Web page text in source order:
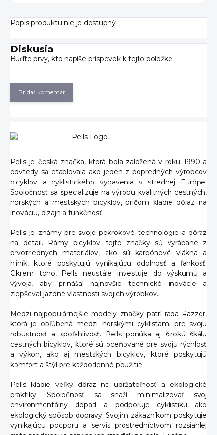
Popis produktu nie je dostupný
Diskusia
Buďte prvý, kto napíše príspevok k tejto položke.
Pridať komentár
Pells je česká značka, ktorá bola založená v roku 1990 a
odvtedy sa etablovala ako jeden z popredných výrobcov
bicyklov a cyklistického vybavenia v strednej Európe.
Spoločnosť sa špecializuje na výrobu kvalitných cestných,
horských a mestských bicyklov, pričom kladie dôraz na
inováciu, dizajn a funkčnosť.
Pells je známy pre svoje pokrokové technológie a dôraz
na detail. Rámy bicyklov tejto značky sú vyrábané z
prvotriednych materiálov, ako sú karbónové vlákna a
hliník, ktoré poskytujú vynikajúcu odolnosť a ľahkosť.
Okrem toho, Pells neustále investuje do výskumu a
vývoja, aby prinášal najnovšie technické inovácie a
zlepšoval jazdné vlastnosti svojich výrobkov.
Medzi najpopulárnejšie modely značky patrí rada Razzer,
ktorá je obľúbená medzi horskými cyklistami pre svoju
robustnosť a spoľahlivosť. Pells ponúka aj širokú škálu
cestných bicyklov, ktoré sú oceňované pre svoju rýchlosť
a výkon, ako aj mestských bicyklov, ktoré poskytujú
komfort a štýl pre každodenné použitie.
Pells kladie veľký dôraz na udržateľnosť a ekologické
praktiky. Spoločnosť sa snaží minimalizovať svoj
environmentálny dopad a podporuje cyklistiku ako
ekologický spôsob dopravy. Svojim zákazníkom poskytuje
vynikajúcu podporu a servis prostredníctvom rozsiahlej